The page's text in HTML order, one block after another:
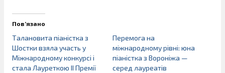
Пов’язано
Талановита піаністка з
Шостки взяла участь у
Міжнародному конкурсі і
стала Лауреткою ІІ Премії
Перемога на
міжнародному рівні: юна
піаністка з Вороніжа —
серед лауреатів